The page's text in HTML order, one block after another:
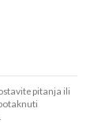
pitanja ili